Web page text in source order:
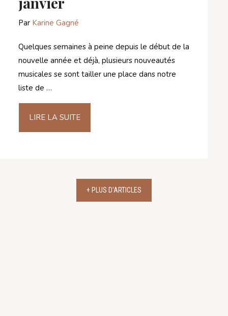
Par Karine Gagné
Quelques semaines à peine depuis le début de la
nouvelle année et déjà, plusieurs nouveautés
musicales se sont tailler une place dans notre
liste de …
LIRE LA SUITE
+ PLUS D'ARTICLES